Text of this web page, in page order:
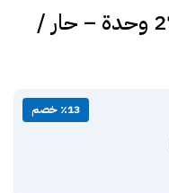
مكيف اسبلت تليزون 27000 وحدة – حار /
٪13 خصم